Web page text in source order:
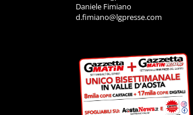
Daniele Fimiano
d.fimiano@lgpresse.com